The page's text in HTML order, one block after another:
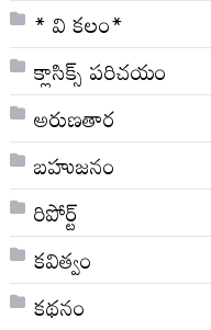
* వి క‌లం*
క్లాసిక్స్ ప‌రిచ‌యం
అరుణతార
బహుజనం
రిపోర్ట్
కవిత్వం
కథనం